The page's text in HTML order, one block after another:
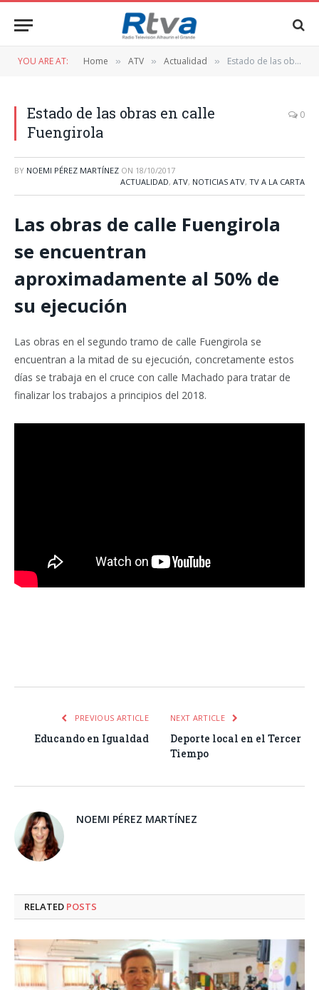
YOU ARE AT: Home » ATV » Actualidad » Estado de las obras en calle Fuengirola
Estado de las obras en calle
Fuengirola
0
BY NOEMI PÉREZ MARTÍNEZ ON 18/10/2017
ACTUALIDAD, ATV, NOTICIAS ATV, TV A LA CARTA
Las obras de calle Fuengirola
se encuentran
aproximadamente al 50% de
su ejecución
Las obras en el segundo tramo de calle Fuengirola se
encuentran a la mitad de su ejecución, concretamente estos
días se trabaja en el cruce con calle Machado para tratar de
finalizar los trabajos a principios del 2018.
PREVIOUS ARTICLE
Educando en Igualdad
NEXT ARTICLE
Deporte local en el Tercer
Tiempo
NOEMI PÉREZ MARTÍNEZ
RELATED POSTS